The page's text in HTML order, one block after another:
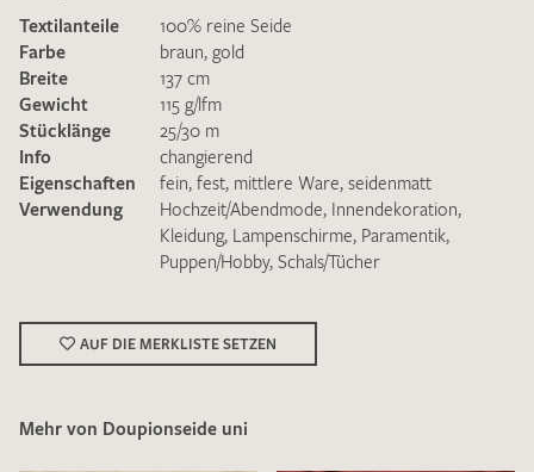
Ich bin damit einverstanden, dass meine angegebenen Daten
zur Beantwortung meiner Musteranfrage genutzt werden.
Datenschutzbestimmungen
genommen und akzeptiere diese.
Textilanteile
100% reine Seide
Farbe
braun, gold
Breite
137 cm
Gewicht
115 g/lfm
Stücklänge
25/30 m
Info
changierend
Eigenschaften
fein, fest, mittlere Ware, seidenmatt
Verwendung
Hochzeit/Abendmode, Innendekoration,
Kleidung, Lampenschirme, Paramentik,
Puppen/Hobby, Schals/Tücher
AUF DIE MERKLISTE SETZEN
Mehr von Doupionseide uni